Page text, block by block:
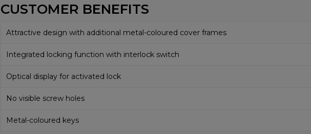
CUSTOMER BENEFITS
Attractive design with additional metal-coloured cover frames
Integrated locking function with interlock switch
Optical display for activated lock
No visible screw holes
Metal-coloured keys